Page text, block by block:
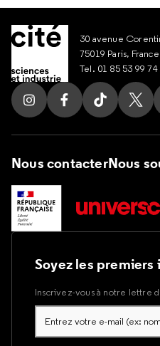
30 avenue
75019 Paris, France
Tel. 01 85 53 99 74
Suivez nous sur
Suivez nous sur
Suivez
Nous contacterNous
Soyez les premiers
Inscrivez-vous à notre lettre